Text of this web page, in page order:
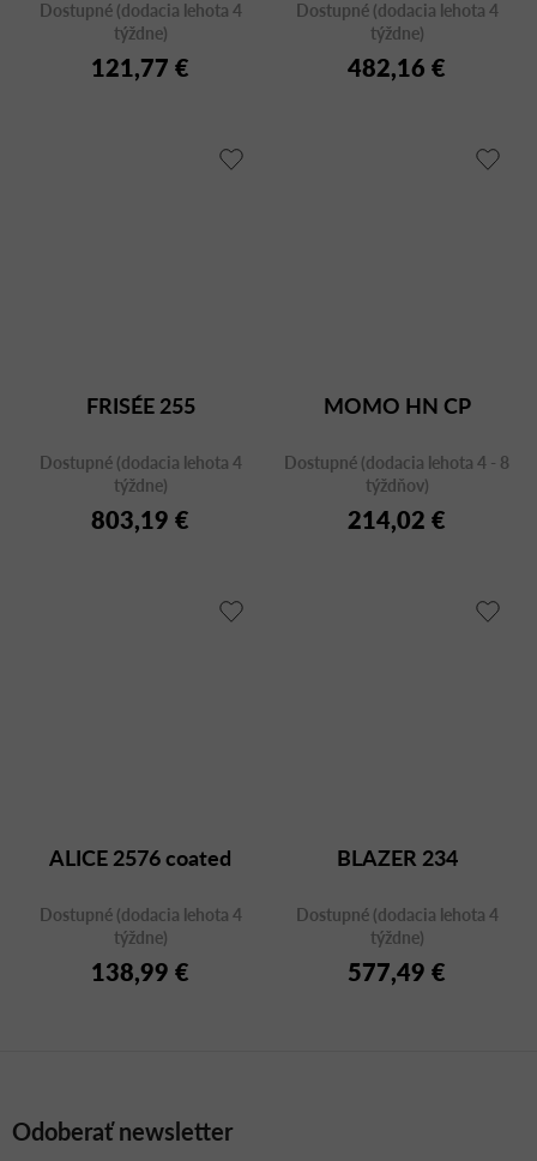
Dostupné (dodacia lehota 4
týždne)
121,77 €
Dostupné (dodacia lehota 4
týždne)
482,16 €
FRISÉE 255
Dostupné (dodacia lehota 4
týždne)
803,19 €
MOMO HN CP
Dostupné (dodacia lehota 4 - 8
týždňov)
214,02 €
ALICE 2576 coated
Dostupné (dodacia lehota 4
týždne)
138,99 €
BLAZER 234
Dostupné (dodacia lehota 4
týždne)
577,49 €
Odoberať newsletter